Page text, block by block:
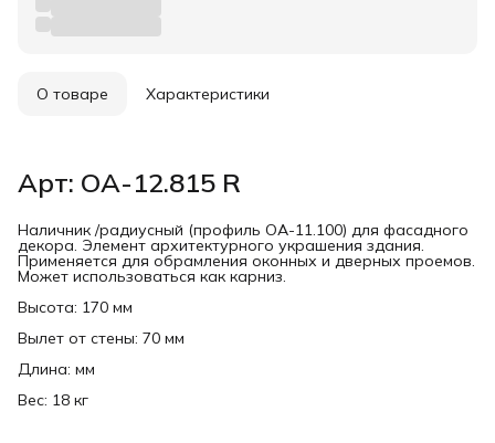
О товаре Характеристики
Арт: ОА-12.815 R
Наличник /радиусный (профиль ОА-11.100) для фасадного
декора. Элемент архитектурного украшения здания.
Применяется для обрамления оконных и дверных проемов.
Может использоваться как карниз.
Высота: 170 мм
Вылет от стены: 70 мм
Длина: мм
Вес: 18 кг